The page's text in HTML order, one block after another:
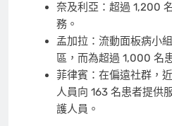
奈及利亞：超過 1,200
務。
孟加拉：流動面板病小
區，而為超過 1,000 名
菲律賓：在偏遠社群，
人員向 163 名患者提供
護人員。